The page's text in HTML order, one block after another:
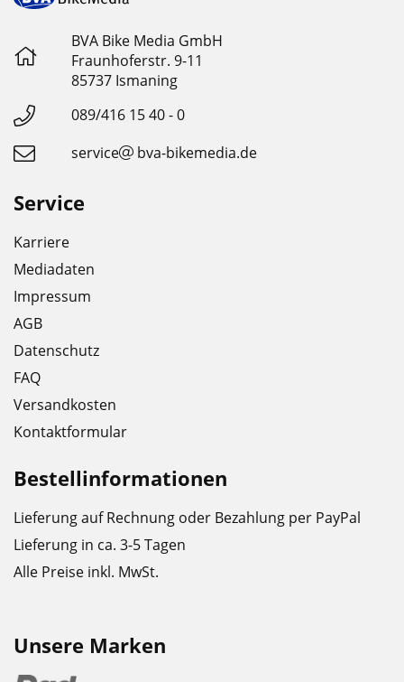
BVA Bike Media GmbH
Fraunhoferstr. 9-11
85737 Ismaning
089/416 15 40 - 0
service
bva-bikemedia.de
Service
Karriere
Mediadaten
Impressum
AGB
Datenschutz
FAQ
Versandkosten
Kontaktformular
Bestellinformationen
Lieferung auf Rechnung oder Bezahlung per PayPal
Lieferung in ca. 3-5 Tagen
Alle Preise inkl. MwSt.
Unsere Marken